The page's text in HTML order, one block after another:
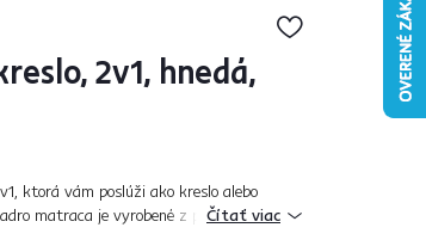
2v1, hnedá,
ktorá vám poslúži ako kreslo alebo
matraca je vyrobené z polyuretánovej
Čítať viac